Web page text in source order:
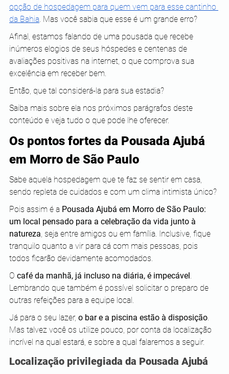
opção de hospedagem para quem vem para esse cantinho
da Bahia. Mas você sabia que esse é um grande erro?
Afinal, estamos falando de uma pousada que recebe
inúmeros elogios de seus hóspedes e centenas de
avaliações positivas na internet, o que comprova sua
excelência em receber bem.
Então, que tal considerá-la para sua estadia?
Saiba mais sobre ela nos próximos parágrafos deste
conteúdo e veja tudo o que pode lhe oferecer.
Os pontos fortes da Pousada Ajubá
em Morro de São Paulo
Sabe aquela hospedagem que te faz se sentir em casa,
sendo repleta de cuidados e com um clima intimista único?
Pois assim é a Pousada Ajubá em Morro de São Paulo:
um local pensado para a celebração da vida junto à
natureza, seja entre amigos ou em família. Inclusive, fique
tranquilo quanto a vir para cá com mais pessoas, pois
todos ficarão devidamente acomodados.
O café da manhã, já incluso na diária, é impecável.
Lembrando que também é possível solicitar o preparo de
outras refeições para a equipe local.
Já para o seu lazer, o bar e a piscina estão à disposição.
Mas talvez você os utilize pouco, por conta da localização
incrível na qual estará, e sobre a qual falaremos a seguir.
Localização privilegiada da Pousada Ajubá